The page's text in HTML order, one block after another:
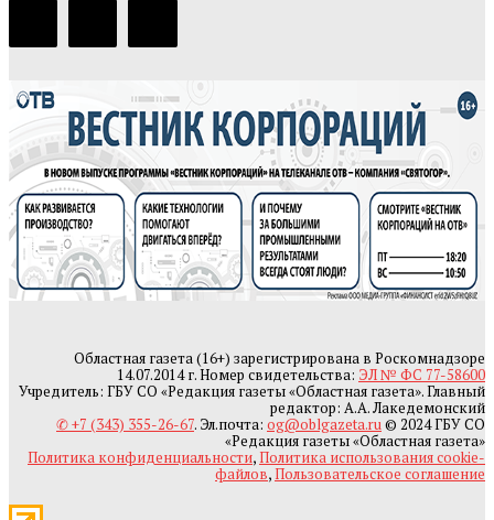
Областная газета (16+) зарегистрирована в Роскомнадзоре
14.07.2014 г. Номер свидетельства: ЭЛ № ФС 77-58600
Учредитель: ГБУ СО «Редакция газеты «Областная газета». Главный
редактор: А.А. Лакедемонский
✆ +7 (343) 355-26-67. Эл.почта: og@oblgazeta.ru© 2024 ГБУ СО
«Редакция газеты «Областная газета»
Политика конфиденциальности,Политика использования cookie-
файлов,Пользовательское соглашение